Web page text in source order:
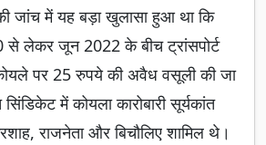
जांच में यह बड़ा खुलासा हुआ था कि
से लेकर जून 2022 के बीच ट्रांसपोर्ट
पर 25 रुपये की अवैध वसूली की जा
में कोयला कारोबारी सूर्यकांत
राजनेता और बिचौलिए शामिल थे।